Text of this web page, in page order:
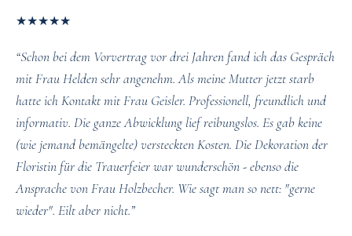
★★★★★
“Schon bei dem Vorvertrag vor drei Jahren fand ich das Gespräch
mit Frau Helden sehr angenehm. Als meine Mutter jetzt starb
hatte ich Kontakt mit Frau Geisler. Professionell, freundlich und
informativ. Die ganze Abwicklung lief reibungslos. Es gab keine
(wie jemand bemängelte) versteckten Kosten. Die Dekoration der
Floristin für die Trauerfeier war wunderschön - ebenso die
Ansprache von Frau Holzbecher. Wie sagt man so nett: "gerne
wieder". Eilt aber nicht.”